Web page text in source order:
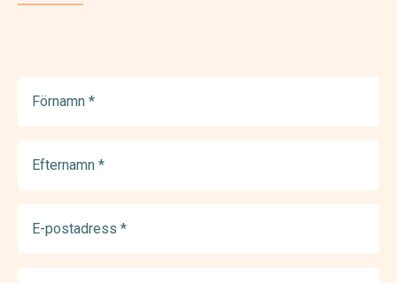
(Required)
(Required)
postadress